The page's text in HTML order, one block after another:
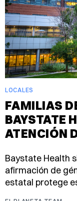
LOCALES
FAMILIAS
BAYSTATE
ATENCIÓN
Baystate Health
afirmación de
estatal protege